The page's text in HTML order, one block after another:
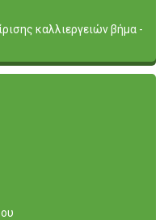
καλλιεργειών βήμα -